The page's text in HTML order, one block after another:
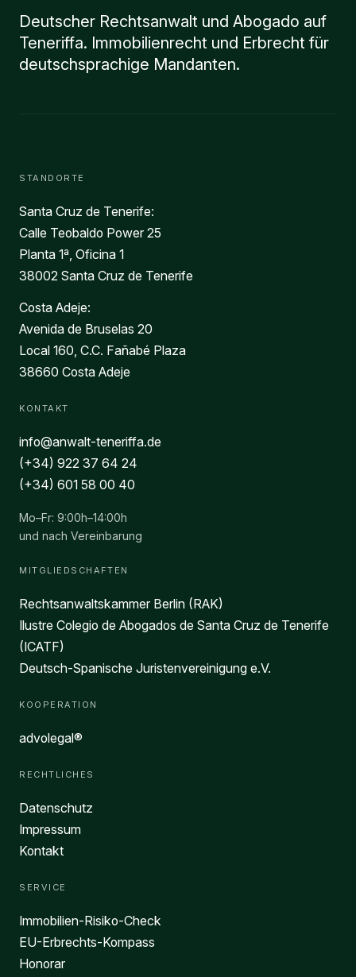
Deutscher Rechtsanwalt und Abogado auf
Teneriffa. Immobilienrecht und Erbrecht für
deutschsprachige Mandanten.
STANDORTE
Santa Cruz de Tenerife:
Calle Teobaldo Power 25
Planta 1ª, Oficina 1
38002 Santa Cruz de Tenerife
Costa Adeje:
Avenida de Bruselas 20
Local 160, C.C. Fañabé Plaza
38660 Costa Adeje
KONTAKT
info@anwalt-teneriffa.de
(+34) 922 37 64 24
(+34) 601 58 00 40
Mo–Fr: 9:00h–14:00h
und nach Vereinbarung
MITGLIEDSCHAFTEN
Rechtsanwaltskammer Berlin (RAK)
Ilustre Colegio de Abogados de Santa Cruz de Tenerife
(ICATF)
Deutsch-Spanische Juristenvereinigung e.V.
KOOPERATION
advolegal®
RECHTLICHES
Datenschutz
Impressum
Kontakt
SERVICE
Immobilien-Risiko-Check
EU-Erbrechts-Kompass
Honorar